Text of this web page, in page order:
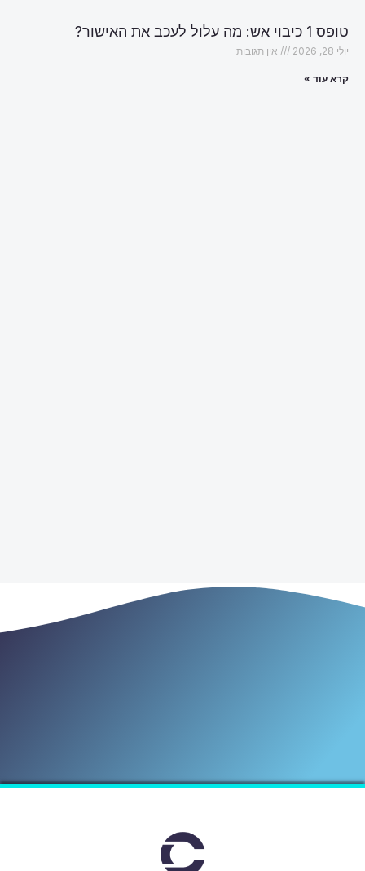
טופס 1 כיבוי אש: מה עלול לעכב את האישור?
יולי 28, 2026 אין תגובות
קרא עוד »